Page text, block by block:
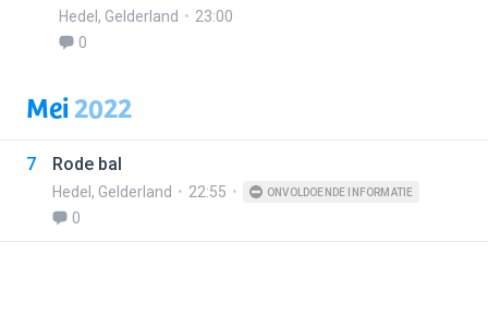
Hedel , Gelderland
23:00
0
Mei2022
7 Rode bal
Hedel , Gelderland 22:55 ONVOLDOENDE INFORMATIE
0